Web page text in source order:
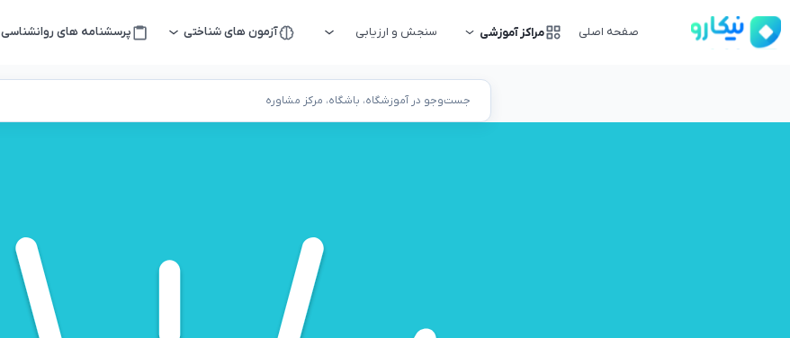
صفحه اصلی مراکز آموزشی سنجش و ارزیابی آزمون های شناختی پرسشنامه های روانشناسی
جست‌وجو در آموزشگاه، باشگاه، مرکز مشاوره